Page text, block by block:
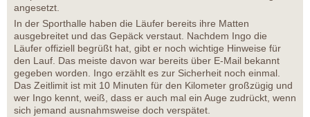
angesetzt.
In der Sporthalle haben die Läufer bereits ihre Matten
ausgebreitet und das Gepäck verstaut. Nachdem Ingo die
Läufer offiziell begrüßt hat, gibt er noch wichtige Hinweise für
den Lauf. Das meiste davon war bereits über E-Mail bekannt
gegeben worden. Ingo erzählt es zur Sicherheit noch einmal.
Das Zeitlimit ist mit 10 Minuten für den Kilometer großzügig und
wer Ingo kennt, weiß, dass er auch mal ein Auge zudrückt, wenn
sich jemand ausnahmsweise doch verspätet.